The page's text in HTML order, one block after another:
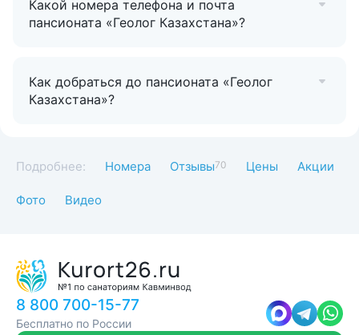
Какой номера телефона и почта
пансионата «Геолог Казахстана»?
Как добраться до пансионата «Геолог
Казахстана»?
Подробнее: Номера Отзывы70 Цены Акции
Фото Видео
8 800 700-15-77
Бесплатно по России